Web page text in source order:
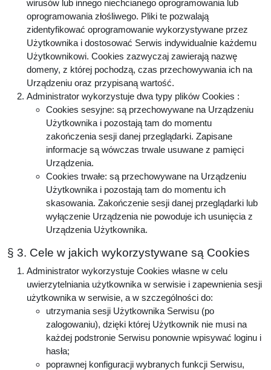
wirusów lub innego niechcianego oprogramowania lub
oprogramowania złośliwego. Pliki te pozwalają
zidentyfikować oprogramowanie wykorzystywane przez
Użytkownika i dostosować Serwis indywidualnie każdemu
Użytkownikowi. Cookies zazwyczaj zawierają nazwę
domeny, z której pochodzą, czas przechowywania ich na
Urządzeniu oraz przypisaną wartość.
Administrator wykorzystuje dwa typy plików Cookies :
Cookies sesyjne: są przechowywane na Urządzeniu
Użytkownika i pozostają tam do momentu
zakończenia sesji danej przeglądarki. Zapisane
informacje są wówczas trwale usuwane z pamięci
Urządzenia.
Cookies trwałe: są przechowywane na Urządzeniu
Użytkownika i pozostają tam do momentu ich
skasowania. Zakończenie sesji danej przeglądarki lub
wyłączenie Urządzenia nie powoduje ich usunięcia z
Urządzenia Użytkownika.
§ 3. Cele w jakich wykorzystywane są Cookies
Administrator wykorzystuje Cookies własne w celu
uwierzytelniania użytkownika w serwisie i zapewnienia sesji
użytkownika w serwisie, a w szczególności do:
utrzymania sesji Użytkownika Serwisu (po
zalogowaniu), dzięki której Użytkownik nie musi na
każdej podstronie Serwisu ponownie wpisywać loginu i
hasła;
poprawnej konfiguracji wybranych funkcji Serwisu,